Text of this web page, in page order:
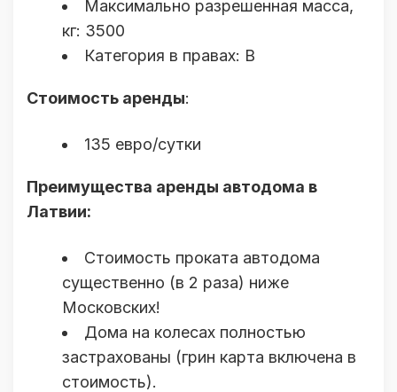
Максимально разрешенная масса,
кг: 3500
Категория в правах: B
Стоимость аренды:
135 евро/сутки
Преимущества аренды автодома в
Латвии:
Стоимость проката автодома
существенно (в 2 раза) ниже
Московских!
Дома на колесах полностью
застрахованы (грин карта включена в
стоимость).